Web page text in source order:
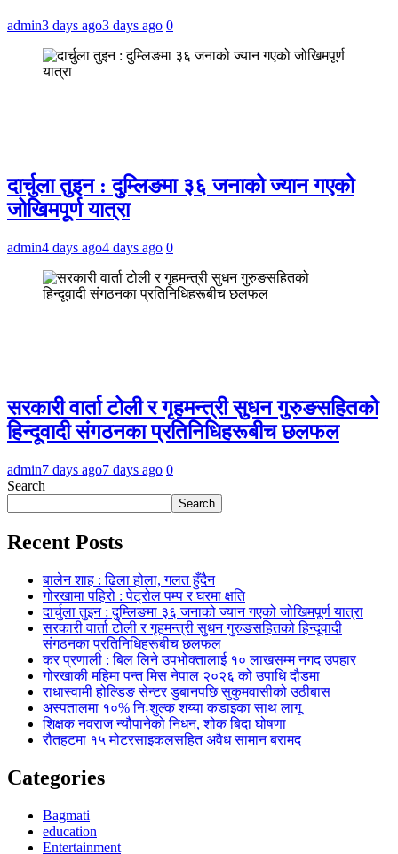
admin3 days ago3 days ago 0
दार्चुला तुइन : दुम्लिङमा ३६ जनाको ज्यान गएको
जोखिमपूर्ण यात्रा
admin4 days ago4 days ago 0
सरकारी वार्ता टोली र गृहमन्त्री सुधन गुरुङसहितको
हिन्दूवादी संगठनका प्रतिनिधिहरूबीच छलफल
admin7 days ago7 days ago 0
Search
Search
Recent Posts
बालेन शाह : ढिला होला, गलत हुँदैन
गोरखामा पहिरो : पेट्रोल पम्प र घरमा क्षति
दार्चुला तुइन : दुम्लिङमा ३६ जनाको ज्यान गएको जोखिमपूर्ण यात्रा
सरकारी वार्ता टोली र गृहमन्त्री सुधन गुरुङसहितको हिन्दूवादी
संगठनका प्रतिनिधिहरूबीच छलफल
कर प्रणाली : बिल लिने उपभोक्तालाई १० लाखसम्म नगद उपहार
गोरखाकी महिमा पन्त मिस नेपाल २०२६ को उपाधि दौडमा
राधास्वामी होल्डिङ सेन्टर डुबानपछि सुकुमवासीको उठीबास
अस्पतालमा १०% निःशुल्क शय्या कडाइका साथ लागू
शिक्षक नवराज न्यौपानेको निधन, शोक बिदा घोषणा
रौतहटमा १५ मोटरसाइकलसहित अवैध सामान बरामद
Categories
Bagmati
education
Entertainment